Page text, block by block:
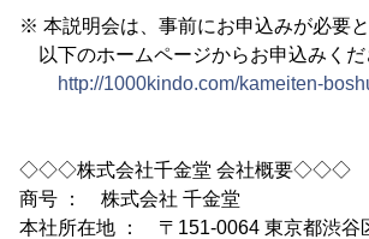
※ 本説明会は、事前にお申込みが必要と
以下のホームページからお申込みくだ
http://1000kindo.com/kameiten-
◇◇◇株式会社千金堂 会社概要◇◇◇
商号 ： 株式会社 千金堂
本社所在地 ： 〒151-0064 東京都渋谷